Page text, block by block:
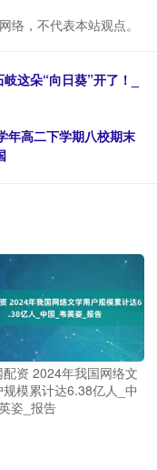
络，不代表本站观点。
这朵“向日葵”开了！_
高二下学期八校期末
配资 2024年我国网络文
模累计达6.38亿人_中
姿_报告